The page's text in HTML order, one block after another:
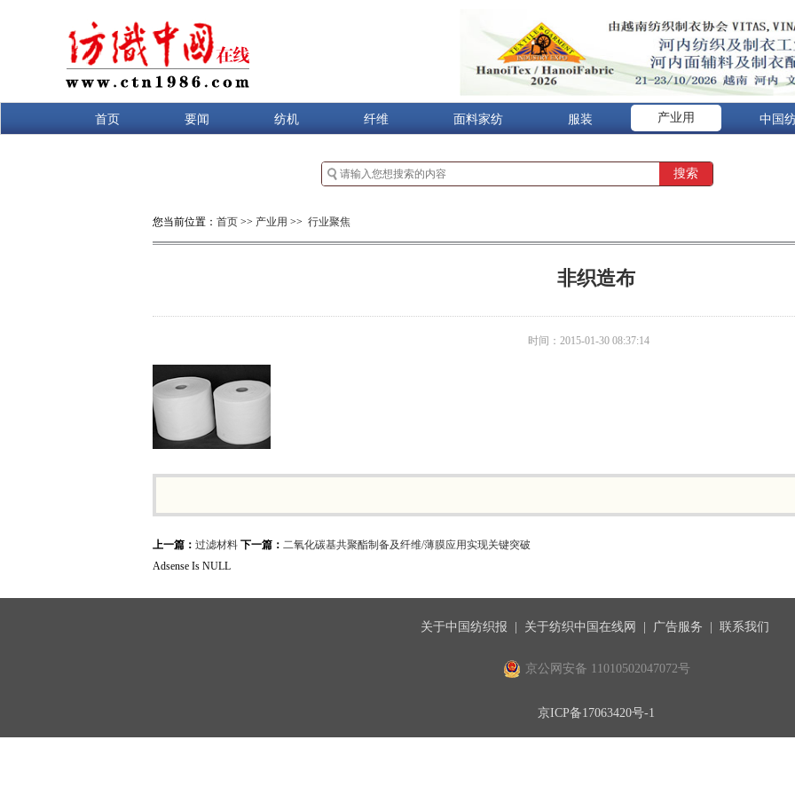
首页 要闻 纺机 纤维 面料家纺 服装 产业用 中国
您当前位置： 首页 >> 产业用 >> 行业聚焦
非织造布
时间：2015-01-30 08:37:14
上一篇： 过滤材料 下一篇： 二氧化碳基共聚酯制备及纤维/薄膜应用实现关键突破
Adsense Is NULL
关于中国纺织报 关于纺织中国在线网 广告服务 联系我们
京公网安备 11010502047072号
京ICP备17063420号-1